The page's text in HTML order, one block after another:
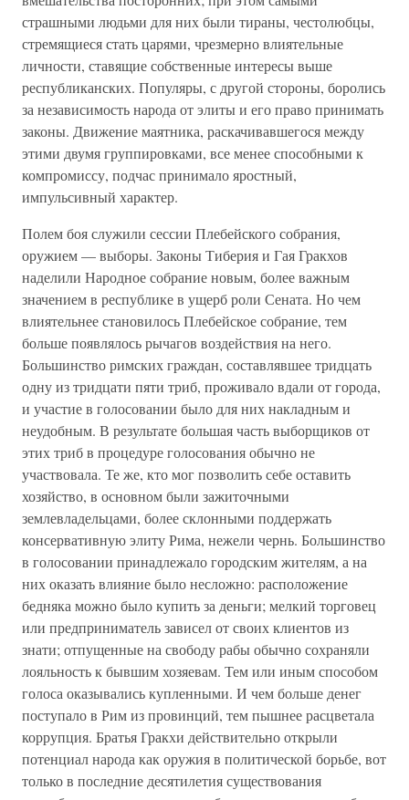
страшными людьми для них были тираны, честолюбцы,
стремящиеся стать царями, чрезмерно влиятельные
личности, ставящие собственные интересы выше
республиканских. Популяры, с другой стороны, боролись
за независимость народа от элиты и его право принимать
законы. Движение маятника, раскачивавшегося между
этими двумя группировками, все менее способными к
компромиссу, подчас принимало яростный,
импульсивный характер.
Полем боя служили сессии Плебейского собрания,
оружием — выборы. Законы Тиберия и Гая Гракхов
наделили Народное собрание новым, более важным
значением в республике в ущерб роли Сената. Но чем
влиятельнее становилось Плебейское собрание, тем
больше появлялось рычагов воздействия на него.
Большинство римских граждан, составлявшее тридцать
одну из тридцати пяти триб, проживало вдали от города,
и участие в голосовании было для них накладным и
неудобным. В результате большая часть выборщиков от
этих триб в процедуре голосования обычно не
участвовала. Те же, кто мог позволить себе оставить
хозяйство, в основном были зажиточными
землевладельцами, более склонными поддержать
консервативную элиту Рима, нежели чернь. Большинство
в голосовании принадлежало городским жителям, а на
них оказать влияние было несложно: расположение
бедняка можно было купить за деньги; мелкий торговец
или предприниматель зависел от своих клиентов из
знати; отпущенные на свободу рабы обычно сохраняли
лояльность к бывшим хозяевам. Тем или иным способом
голоса оказывались купленными. И чем больше денег
поступало в Рим из провинций, тем пышнее расцветала
коррупция. Братья Гракхи действительно открыли
потенциал народа как оружия в политической борьбе, вот
только в последние десятилетия существования